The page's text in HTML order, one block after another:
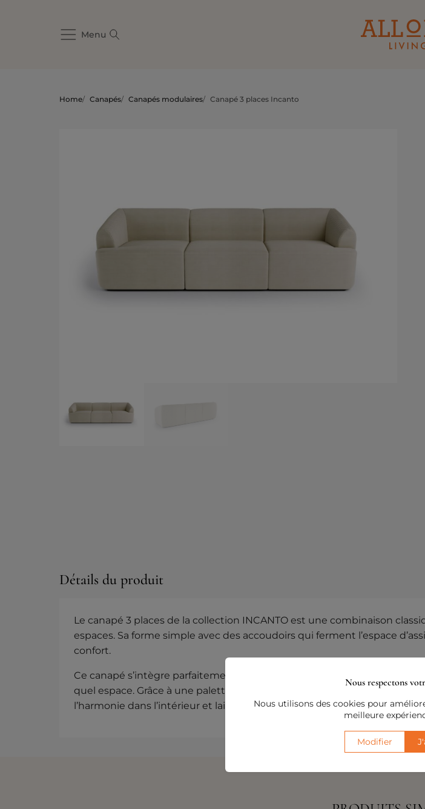
Menu
Home/ Canapés/ Canapés modulaires/ Canapé 3 places Incanto
Détails du produit
Le canapé 3 places de la collection INCANTO est une combinaison
espaces. Sa forme simple avec des accoudoirs qui ferment l’espace
confort.
Ce canapé s’intègre parfaitement dans l’idée de la collection
quel espace. Grâce à une palette de couleurs soigneusement
l’harmonie dans l’intérieur et laisse place à une libre disposition à l’aide
Nous respectons
Nous utilisons des cookies pour
meilleure
Modifier